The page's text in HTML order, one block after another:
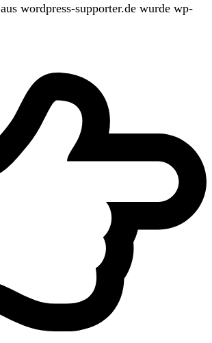
aus wordpress-supporter.de wurde wp-